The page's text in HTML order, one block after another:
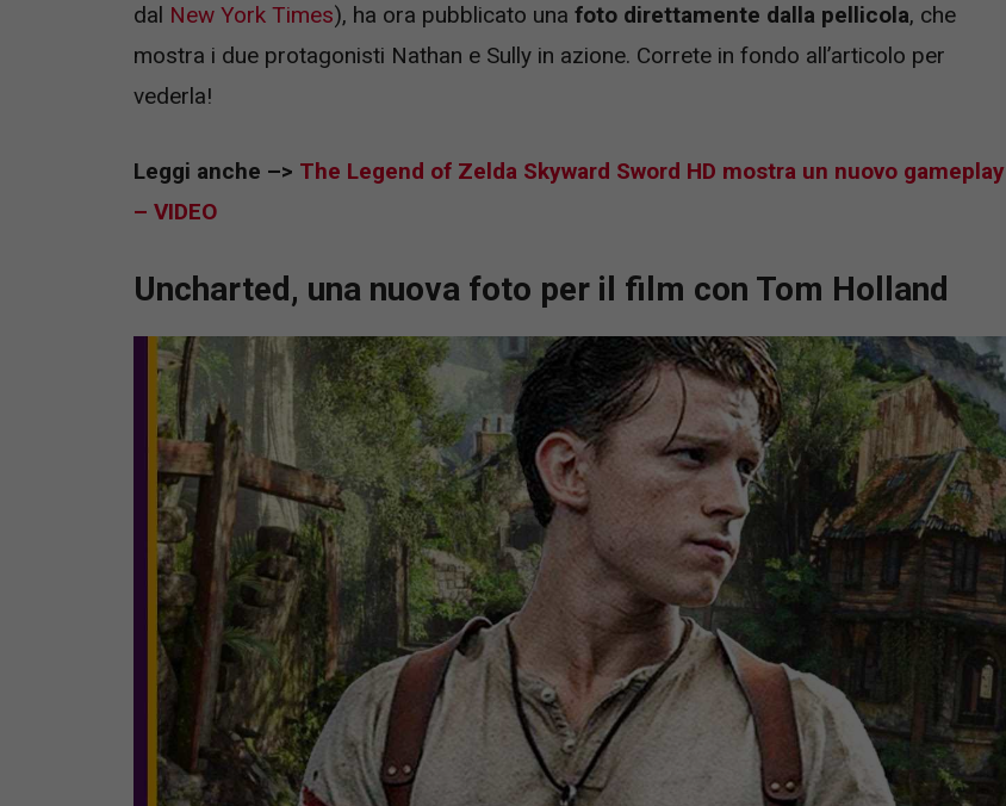
dal New York Times), ha ora pubblicato una foto direttamente dalla pellicola, che
mostra i due protagonisti Nathan e Sully in azione. Correte in fondo all’articolo per
vederla!
Leggi anche –> The Legend of Zelda Skyward Sword HD mostra un nuovo gameplay
– VIDEO
Uncharted, una nuova foto per il film con Tom Holland